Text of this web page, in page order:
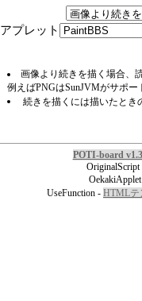
アプレット
画像より続きを描く場合、
例えばPNGはSunJVMがサポ
続きを描くには描いたとき
POTI-board
UseFunction - HTMLテ